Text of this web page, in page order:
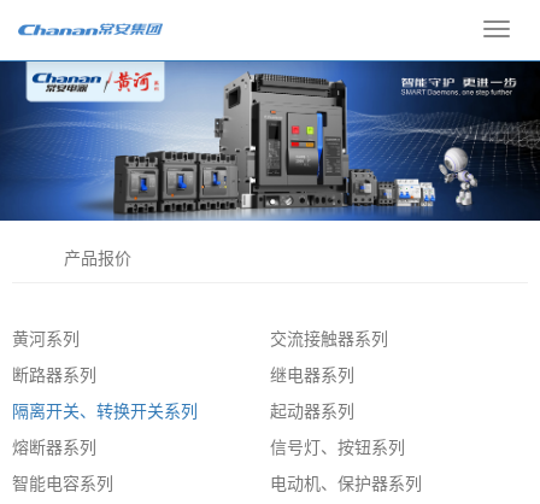
产品报价
黄河系列
交流接触器系列
断路器系列
继电器系列
隔离开关、转换开关系列
起动器系列
熔断器系列
信号灯、按钮系列
智能电容系列
电动机、保护器系列